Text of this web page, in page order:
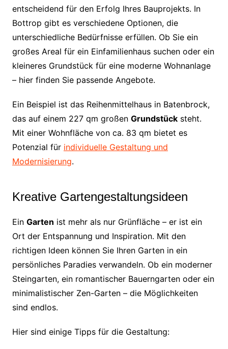
entscheidend für den Erfolg Ihres Bauprojekts. In
Bottrop gibt es verschiedene Optionen, die
unterschiedliche Bedürfnisse erfüllen. Ob Sie ein
großes Areal für ein Einfamilienhaus suchen oder ein
kleineres Grundstück für eine moderne Wohnanlage
– hier finden Sie passende Angebote.
Ein Beispiel ist das Reihenmittelhaus in Batenbrock,
das auf einem 227 qm großen Grundstücksteht.
Mit einer Wohnfläche von ca. 83 qm bietet es
Potenzial für individuelle Gestaltung und
Modernisierung.
Kreative Gartengestaltungsideen
Ein Garten ist mehr als nur Grünfläche – er ist ein
Ort der Entspannung und Inspiration. Mit den
richtigen Ideen können Sie Ihren Garten in ein
persönliches Paradies verwandeln. Ob ein moderner
Steingarten, ein romantischer Bauerngarten oder ein
minimalistischer Zen-Garten – die Möglichkeiten
sind endlos.
Hier sind einige Tipps für die Gestaltung: